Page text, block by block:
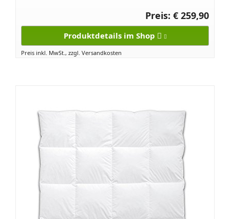
Preis: € 259,90
Produktdetails im Shop
Preis inkl. MwSt., zzgl. Versandkosten